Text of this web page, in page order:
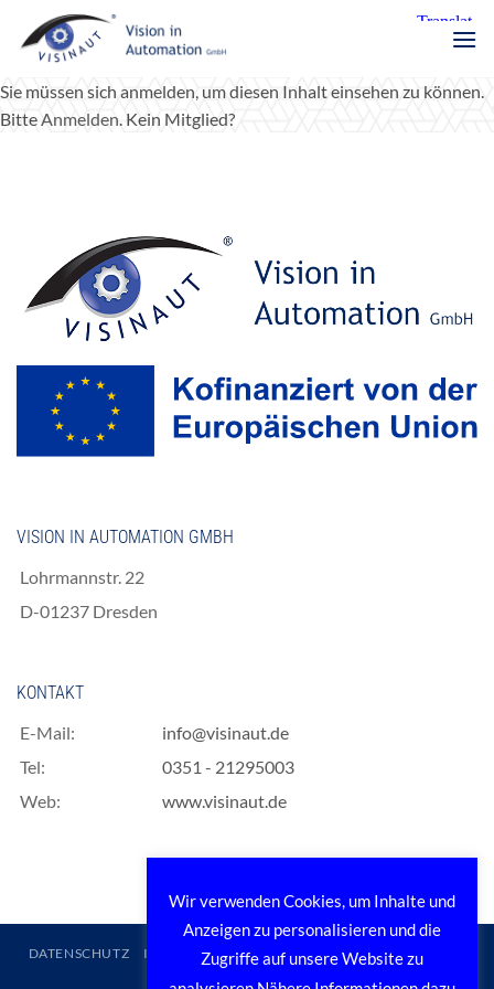
Inhalt
springen
Sie müssen sich anmelden, um diesen Inhalt einsehen zu können.
BitteAnmelden. Kein Mitglied?
VISION IN AUTOMATION GMBH
Lohrmannstr. 22
D-01237 Dresden
KONTAKT
E-Mail:
info@visinaut.de
Tel:
0351 - 21295003
Web:
www.visinaut.de
DATENSCHUTZ IMPRESSUM AGB
VERKAUFSBEDINGUNGEN
LOGIN
Wir verwenden Cookies, um Inhalte und
Anzeigen zu personalisieren und die
Zugriffe auf unsere Website zu